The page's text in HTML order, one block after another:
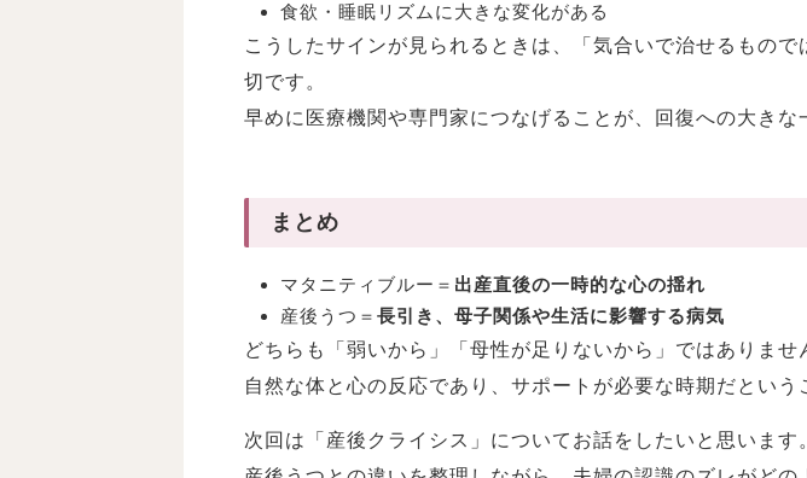
食欲・睡眠リズムに大きな変化がある
こうしたサインが見られるときは、「気合いで治せるもの
切です。
早めに医療機関や専門家につなげることが、回復への大きな
まとめ
マタニティブルー＝ 出産直後の一時的な心の揺れ
産後うつ＝ 長引き、母子関係や生活に影響する病気
どちらも「弱いから」「母性が足りないから」ではありませ
自然な体と心の反応であり、サポートが必要な時期だという
次回は「産後クライシス」についてお話をしたいと思います